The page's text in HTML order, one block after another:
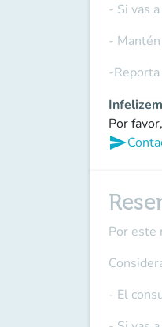
- Si vas
-
-
Por
send
Por este
- El